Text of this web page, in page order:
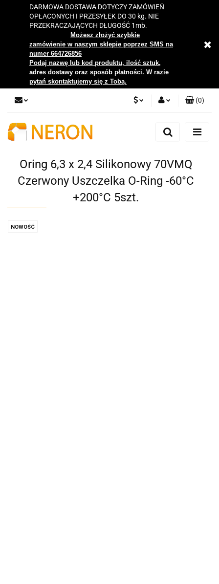
DARMOWA DOSTAWA DOTYCZY ZAMÓWIEŃ
OPŁACONYCH I PRZESYŁEK DO 30 kg. NIE
PRZEKRACZAJĄCYCH DŁUGOŚĆ 1mb.
Możesz złożyć szybkie
zamówienie w naszym sklepie poprzez SMS na
numer 664726856
Podaj nazwę lub kod produktu, ilość sztuk,
adres dostawy oraz sposób płatności. W razie
pytań skontaktujemy się z Tobą.
Zaloguj się
Zgody cookies
(0)
Oring 6,3 x 2,4 Silikonowy 70VMQ
Czerwony Uszczelka O-Ring -60°C
+200°C 5szt.
NOWOŚĆ